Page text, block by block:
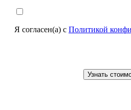
Я согласен(а) с Политикой